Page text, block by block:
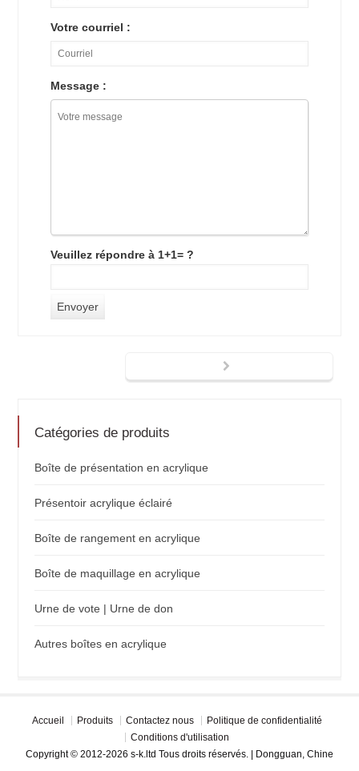
Votre courriel :
Message :
Veuillez répondre à 1+1= ?
Catégories de produits
Boîte de présentation en acrylique
Présentoir acrylique éclairé
Boîte de rangement en acrylique
Boîte de maquillage en acrylique
Urne de vote | Urne de don
Autres boîtes en acrylique
Accueil Produits Contactez nous
Politique de confidentialité
Conditions d'utilisation
Copyright © 2012-2026 s-k.ltd Tous droits réservés. | Dongguan, Chine